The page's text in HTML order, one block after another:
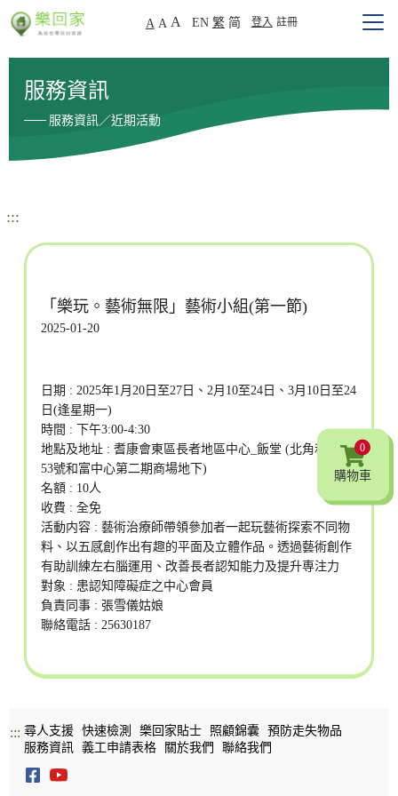
A A A EN 繁 简 登入 註冊
服務資訊
服務資訊／近期活動
:::
「樂玩。藝術無限」藝術小組(第一節)
2025-01-20
日期 : 2025年1月20日至27日、2月10至24日、3月10日至24
日(逢星期一)
時間 : 下午3:00-4:30
地點及地址 : 耆康會東區長者地區中心_飯堂 (北角和富道
53號和富中心第二期商場地下)
名額 : 10人
收費 : 全免
活動内容 : 藝術治療師帶領參加者一起玩藝術探索不同物
料、以五感創作出有趣的平面及立體作品。透過藝術創作
有助訓練左右腦運用、改善長者認知能力及提升専注力
對象 : 患認知障礙症之中心會員
負責同事 : 張雪儀姑娘
聯絡電話 : 25630187
0
購物車
::: 尋人支援 快速檢測 樂回家貼士 照顧錦囊
預防走失物品
服務資訊
義工申請表格 關於我們 聯絡我們